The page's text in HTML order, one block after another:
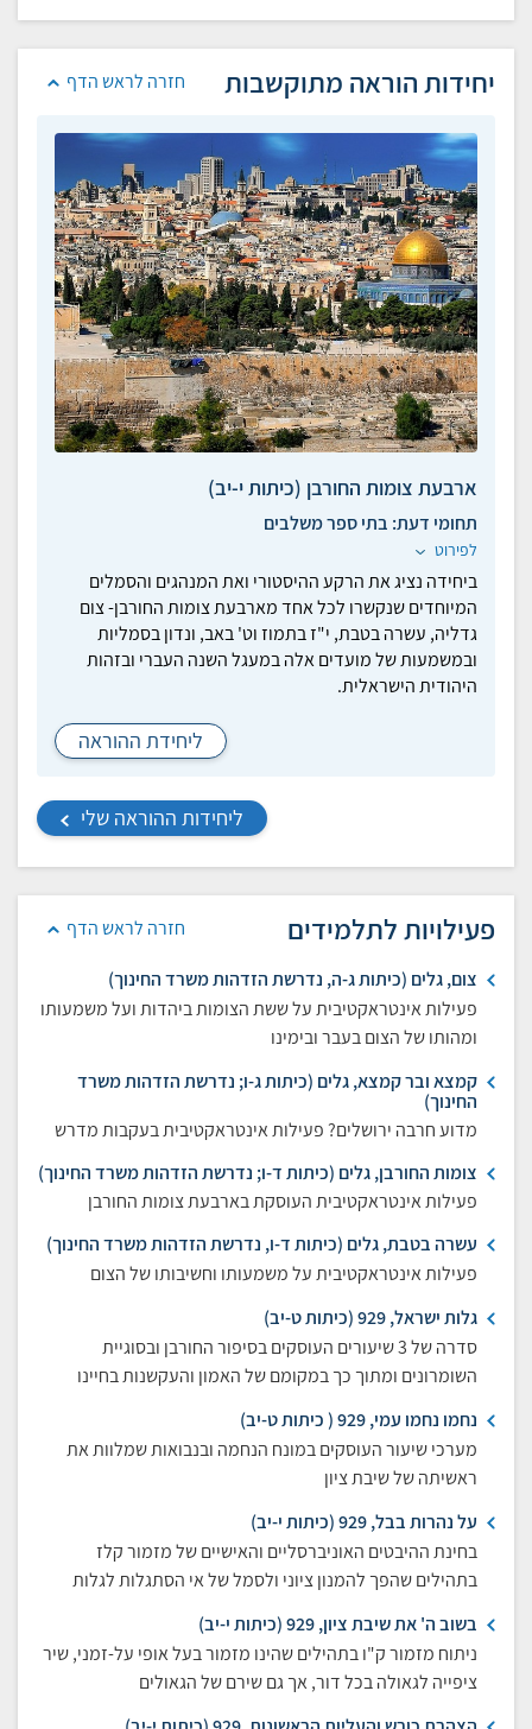
חזרה לראש הדף יחידות הוראה מתוקשבות
ארבעת צומות החורבן (כיתות י-יב)
תחומי דעת: בתי ספר משלבים
לפירוט
ביחידה נציג את הרקע ההיסטורי ואת המנהגים והסמלים
המיוחדים שנקשרו לכל אחד מארבעת צומות החורבן- צום
גדליה, עשרה בטבת, י"ז בתמוז וט' באב, ונדון בסמליות
ובמשמעות של מועדים אלה במעגל השנה העברי ובזהות
היהודית הישראלית.
ליחידת ההוראה
ליחידות ההוראה שלי
חזרה לראש הדף פעילויות לתלמידים
צום, גלים (כיתות ג-ה, נדרשת הזדהות משרד החינוך)
פעילות אינטראקטיבית על ששת הצומות ביהדות ועל משמעותו
ומהותו של הצום בעבר ובימינו
קמצא ובר קמצא, גלים (כיתות ג-ו; נדרשת הזדהות משרד
החינוך)
מדוע חרבה ירושלים? פעילות אינטראקטיבית בעקבות מדרש
צומות החורבן, גלים (כיתות ד-ו; נדרשת הזדהות משרד החינוך)
פעילות אינטראקטיבית העוסקת בארבעת צומות החורבן
עשרה בטבת, גלים (כיתות ד-ו, נדרשת הזדהות משרד החינוך)
פעילות אינטראקטיבית על משמעותו וחשיבותו של הצום
גלות ישראל, 929 (כיתות ט-יב)
סדרה של 3 שיעורים העוסקים בסיפור החורבן ובסוגיית
השומרונים ומתוך כך במקומם של האמון והעקשנות בחיינו
נחמו נחמו עמי, 929 ( כיתות ט-יב)
מערכי שיעור העוסקים במונח הנחמה ובנבואות שמלוות את
ראשיתה של שיבת ציון
על נהרות בבל, 929 (כיתות י-יב)
בחינת ההיבטים האוניברסליים והאישיים של מזמור קלז
בתהילים שהפך להמנון ציוני ולסמל של אי הסתגלות לגלות
בשוב ה' את שיבת ציון, 929 (כיתות י-יב)
ניתוח מזמור ק"ו בתהילים שהינו מזמור בעל אופי על-זמני, שיר
ציפייה לגאולה בכל דור, אך גם שירם של הגאולים